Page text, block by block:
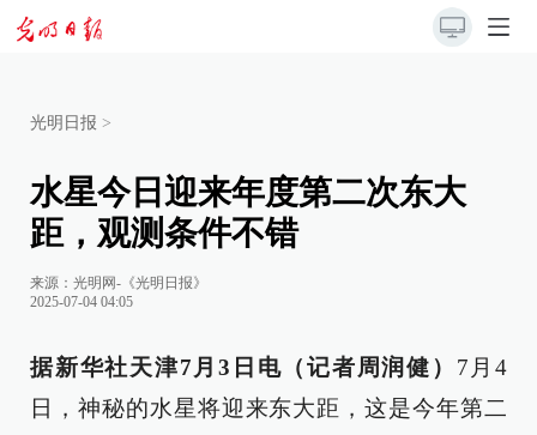
光明日报 >
水星今日迎来年度第二次东大
距，观测条件不错
来源： 光明网-《光明日报》
2025-07-04 04:05
据新华社天津7月3日电（记者周润健） 7月4
日，神秘的水星将迎来东大距，这是今年第二